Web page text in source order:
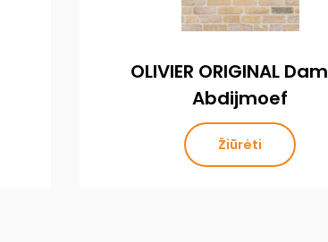
OLIVIER ORIGINAL
Abdijmoef
Žiūrėti